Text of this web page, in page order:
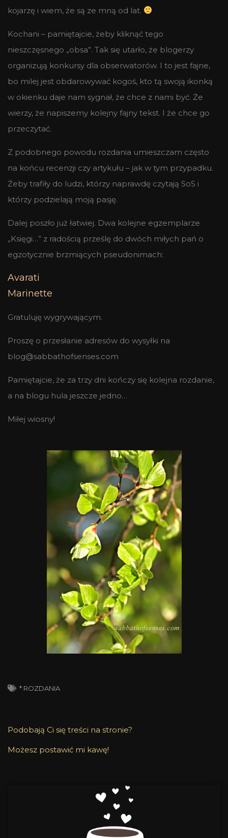
kojarzę i wiem, że są ze mną od lat.
Kochani – pamiętajcie, żeby kliknąć tego
nieszczęsnego „obsa”. Tak się utarło, że blogerzy
organizują konkursy dla obserwatorów. I to jest fajne,
bo milej jest obdarowywać kogoś, kto tą swoją ikonką
w okienku daje nam sygnał, że chce z nami być. Że
wierzy, że napiszemy kolejny fajny tekst. I że chce go
przeczytać.
Z podobnego powodu rozdania umieszczam często
na końcu recenzji czy artykułu – jak w tym przypadku.
Żeby trafiły do ludzi, którzy naprawdę czytają SoS i
którzy podzielają moją pasję.
Dalej poszło już łatwiej. Dwa kolejne egzemplarze
„Księgi…” z radością prześlę do dwóch miłych pań o
egzotycznie brzmiących pseudonimach:
Avarati
Marinette
Gratuluję wygrywającym.
Proszę o przesłanie adresów do wysyłki na
blog@sabbathofsenses.com
Pamiętajcie, że za trzy dni kończy się kolejna rozdanie,
a na blogu hula jeszcze jedno…
Miłej wiosny!
* ROZDANIA
Podobają Ci się treści na stronie?
Możesz postawić mi kawę!